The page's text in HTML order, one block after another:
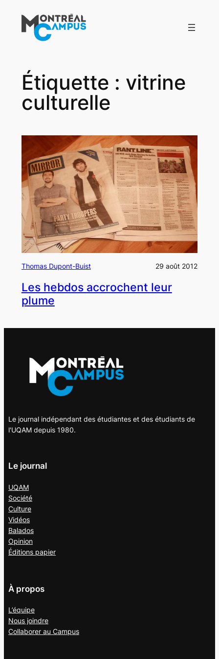
contenu
Étiquette : vitrine
culturelle
Thomas Dupont-Buist 29 août 2012
Les hebdos accrochent leur
plume
Le journal indépendant des étudiantes et des étudiants de
l'UQAM depuis 1980.
Le journal
UQAM
Société
Culture
Vidéos
Balados
Opinion
Éditions papier
À propos
L’équipe
Nous joindre
Collaborer au Campus